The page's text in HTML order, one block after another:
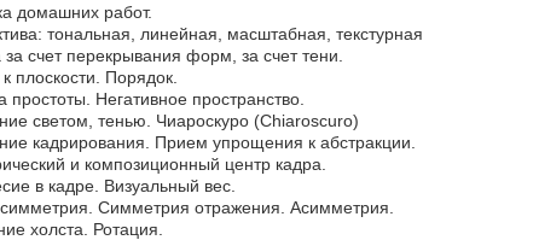
домашних работ.
тональная, линейная, масштабная, текстурная
за счет перекрывания форм, за счет тени.
плоскости. Порядок.
простоты. Негативное пространство.
светом, тенью. Чиароскуро (Chiaroscuro)
кадрирования. Прием упрощения к абстракции.
и композиционный центр кадра.
в кадре. Визуальный вес.
Симметрия отражения. Асимметрия.
холста. Ротация.